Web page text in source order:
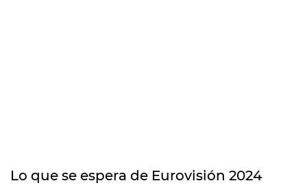
Lo que se espera de Eurovisión 2024